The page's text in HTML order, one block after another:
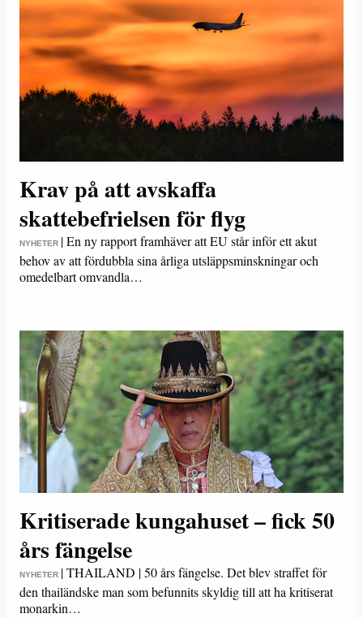
Krav på att avskaffa
skattebefrielsen för flyg
NYHETER |En ny rapport framhäver att EU står inför ett akut
behov av att fördubbla sina årliga utsläppsminskningar och
omedelbart omvandla…
Kritiserade kungahuset – fick 50
års fängelse
NYHETER |THAILAND | 50 års fängelse. Det blev straffet för
den thailändske man som befunnits skyldig till att ha kritiserat
monarkin…